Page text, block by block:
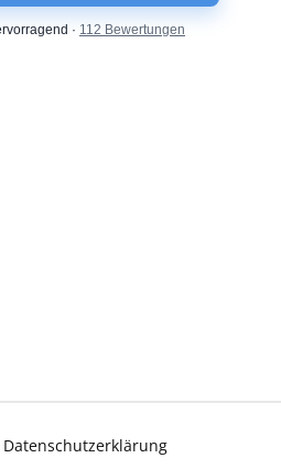
Datenschutzerklärung